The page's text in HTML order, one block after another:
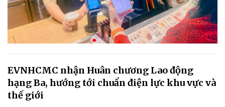
EVNHCMC nhận Huân chương Lao động
hạng Ba, hướng tới chuẩn điện lực khu vực và
thế giới